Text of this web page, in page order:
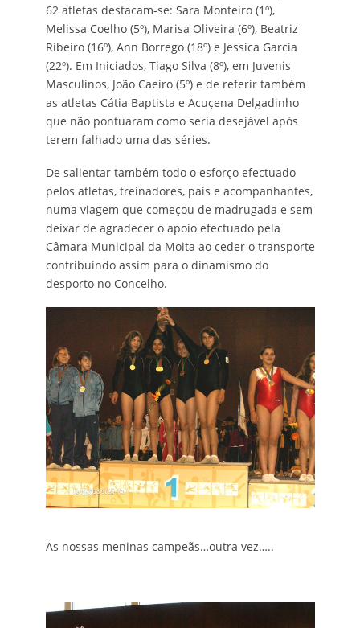
62 atletas destacam-se: Sara Monteiro (1º),
Melissa Coelho (5º), Marisa Oliveira (6º), Beatriz
Ribeiro (16º), Ann Borrego (18º) e Jessica Garcia
(22º). Em Iniciados, Tiago Silva (8º), em Juvenis
Masculinos, João Caeiro (5º) e de referir também
as atletas Cátia Baptista e Acuçena Delgadinho
que não pontuaram como seria desejável após
terem falhado uma das séries.
De salientar também todo o esforço efectuado
pelos atletas, treinadores, pais e acompanhantes,
numa viagem que começou de madrugada e sem
deixar de agradecer o apoio efectuado pela
Câmara Municipal da Moita ao ceder o transporte
contribuindo assim para o dinamismo do
desporto no Concelho.
As nossas meninas campeãs…outra vez…..